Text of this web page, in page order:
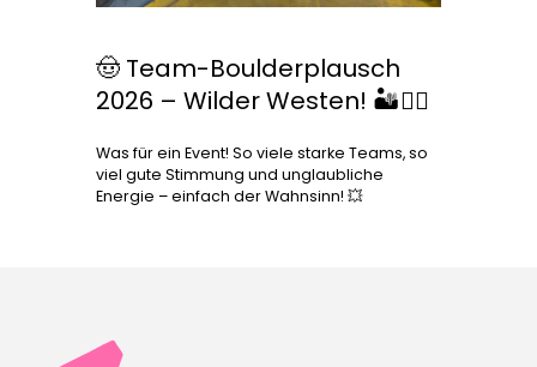
🤠 Team-Boulderplausch
2026 – Wilder Westen! 🏜️🧗‍♂️
Was für ein Event! So viele starke Teams, so
viel gute Stimmung und unglaubliche
Energie – einfach der Wahnsinn! 💥